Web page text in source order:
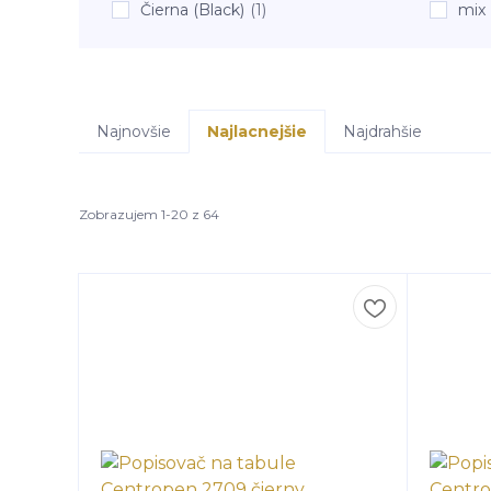
Čierna (Black) (1) mix
Najnovšie Najlacnejšie Najdrahšie
Zobrazujem 1-20 z 64